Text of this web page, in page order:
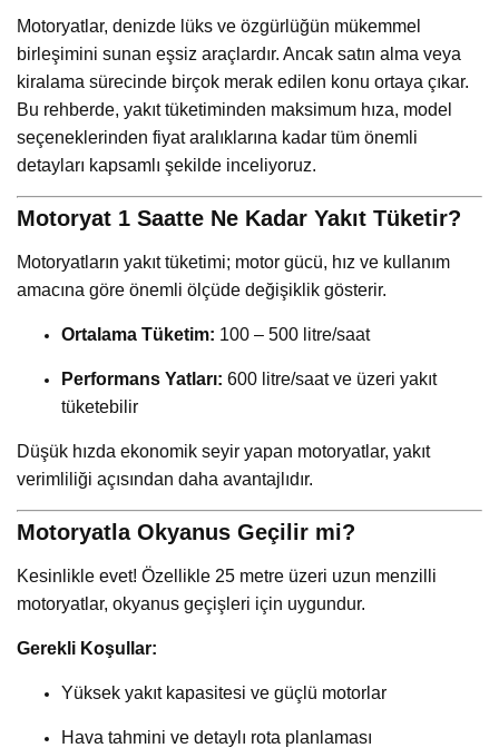
Motoryatlar, denizde lüks ve özgürlüğün mükemmel
birleşimini sunan eşsiz araçlardır. Ancak satın alma veya
kiralama sürecinde birçok merak edilen konu ortaya çıkar.
Bu rehberde, yakıt tüketiminden maksimum hıza, model
seçeneklerinden fiyat aralıklarına kadar tüm önemli
detayları kapsamlı şekilde inceliyoruz.
Motoryat 1 Saatte Ne Kadar Yakıt Tüketir?
Motoryatların yakıt tüketimi; motor gücü, hız ve kullanım
amacına göre önemli ölçüde değişiklik gösterir.
Ortalama Tüketim: 100 – 500 litre/saat
Performans Yatları: 600 litre/saat ve üzeri yakıt
tüketebilir
Düşük hızda ekonomik seyir yapan motoryatlar, yakıt
verimliliği açısından daha avantajlıdır.
Motoryatla Okyanus Geçilir mi?
Kesinlikle evet! Özellikle 25 metre üzeri uzun menzilli
motoryatlar, okyanus geçişleri için uygundur.
Gerekli Koşullar:
Yüksek yakıt kapasitesi ve güçlü motorlar
Hava tahmini ve detaylı rota planlaması